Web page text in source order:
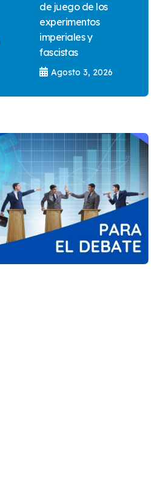
de juego de los
experimentos
imperiales y
fascistas
Agosto 3, 2026